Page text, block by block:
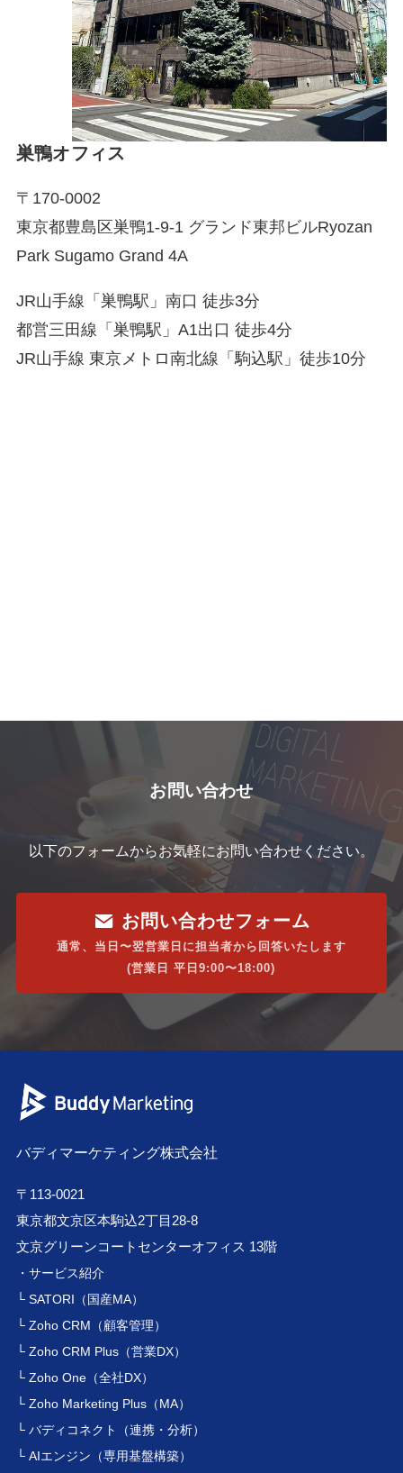
巣鴨オフィス
〒170-0002
東京都豊島区巣鴨1-9-1 グランド東邦ビルRyozan
Park Sugamo Grand 4A
JR山手線「巣鴨駅」南口 徒歩3分
都営三田線「巣鴨駅」A1出口 徒歩4分
JR山手線 東京メトロ南北線「駒込駅」徒歩10分
お問い合わせ
以下のフォームからお気軽にお問い合わせください。
お問い合わせフォーム
通常、当日〜翌営業日に担当者から回答いたします
(営業日 平日9:00〜18:00)
バディマーケティング株式会社
〒113-0021
東京都文京区本駒込2丁目28-8
文京グリーンコートセンターオフィス 13階
・サービス紹介
└ SATORI（国産MA）
└ Zoho CRM（顧客管理）
└ Zoho CRM Plus（営業DX）
└ Zoho One（全社DX）
└ Zoho Marketing Plus（MA）
└ バディコネクト（連携・分析）
└ AIエンジン（専用基盤構築）